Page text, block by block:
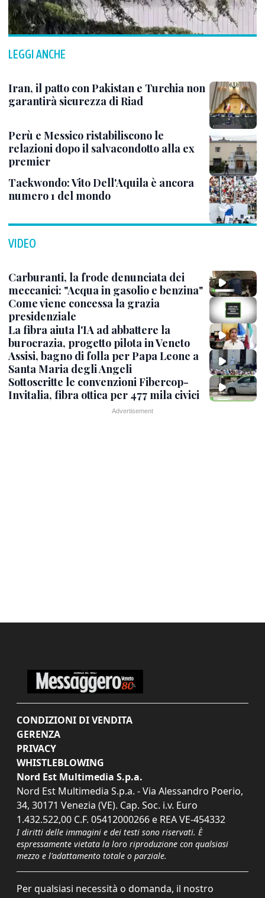
LEGGI ANCHE
Iran, il patto con Pakistan e Turchia non
garantirà sicurezza di Riad
Perù e Messico ristabiliscono le
relazioni dopo il salvacondotto alla ex
premier
Taekwondo: Vito Dell'Aquila è ancora
numero 1 del mondo
VIDEO
Carburanti, la frode denunciata dei
meccanici: "Acqua in gasolio e benzina"
Come viene concessa la grazia
presidenziale
La fibra aiuta l'IA ad abbattere la
burocrazia, progetto pilota in Veneto
Assisi, bagno di folla per Papa Leone a
Santa Maria degli Angeli
Sottoscritte le convenzioni Fibercop-
Invitalia, fibra ottica per 477 mila civici
CONDIZIONI DI VENDITA
GERENZA
PRIVACY
WHISTLEBLOWING
Nord Est Multimedia S.p.a.
Nord Est Multimedia S.p.a. - Via Alessandro Poerio,
34, 30171 Venezia (VE). Cap. Soc. i.v. Euro
1.432.522,00 C.F. 05412000266 e REA VE-454332
I diritti delle immagini e dei testi sono riservati. È
espressamente vietata la loro riproduzione con qualsiasi
mezzo e l'adattamento totale o parziale.
Per qualsiasi necessità o domanda, il nostro